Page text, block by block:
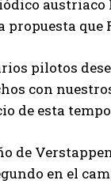
que
pilotos
con
de esta
en el